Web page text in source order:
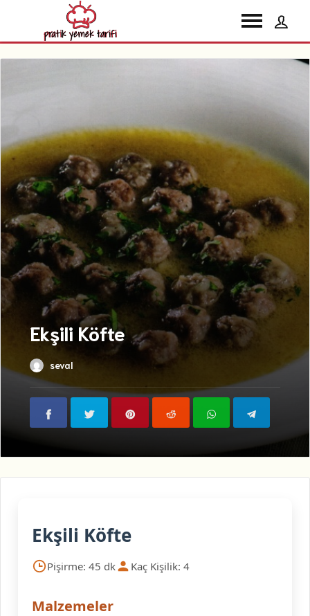
Ekşili Köfte
seval
Ekşili Köfte
Pişirme: 45 dk Kaç Kişilik: 4
Malzemeler